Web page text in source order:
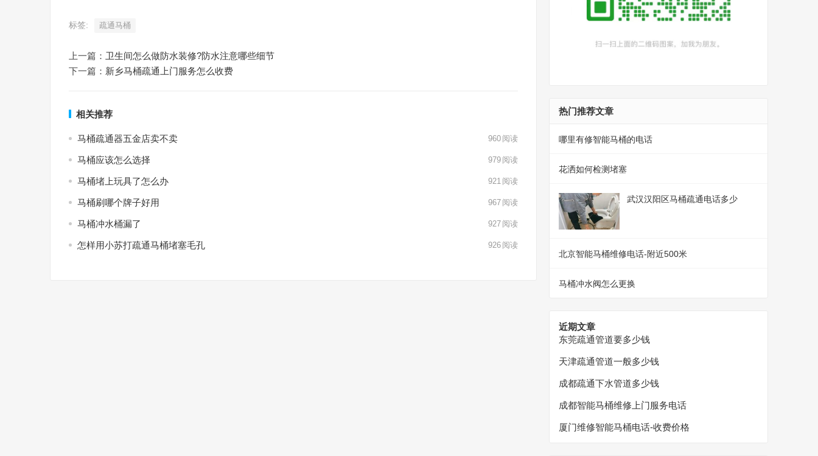
标签: 疏通马桶
上一篇： 卫生间怎么做防水装修?防水注意哪些细节
下一篇： 新乡马桶疏通上门服务怎么收费
相关推荐
马桶疏通器五金店卖不卖 960 阅读
马桶应该怎么选择 979 阅读
马桶堵上玩具了怎么办 921 阅读
马桶刷哪个牌子好用 967 阅读
马桶冲水桶漏了 927 阅读
怎样用小苏打疏通马桶堵塞毛孔 926 阅读
热门推荐文章
哪里有修智能马桶的电话
花洒如何检测堵塞
武汉汉阳区马桶疏通电话多少
北京智能马桶维修电话-附近500米
马桶冲水阀怎么更换
近期文章
东莞疏通管道要多少钱
天津疏通管道一般多少钱
成都疏通下水管道多少钱
成都智能马桶维修上门服务电话
厦门维修智能马桶电话-收费价格